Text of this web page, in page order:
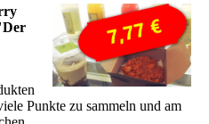
Punkte zu sammeln und am